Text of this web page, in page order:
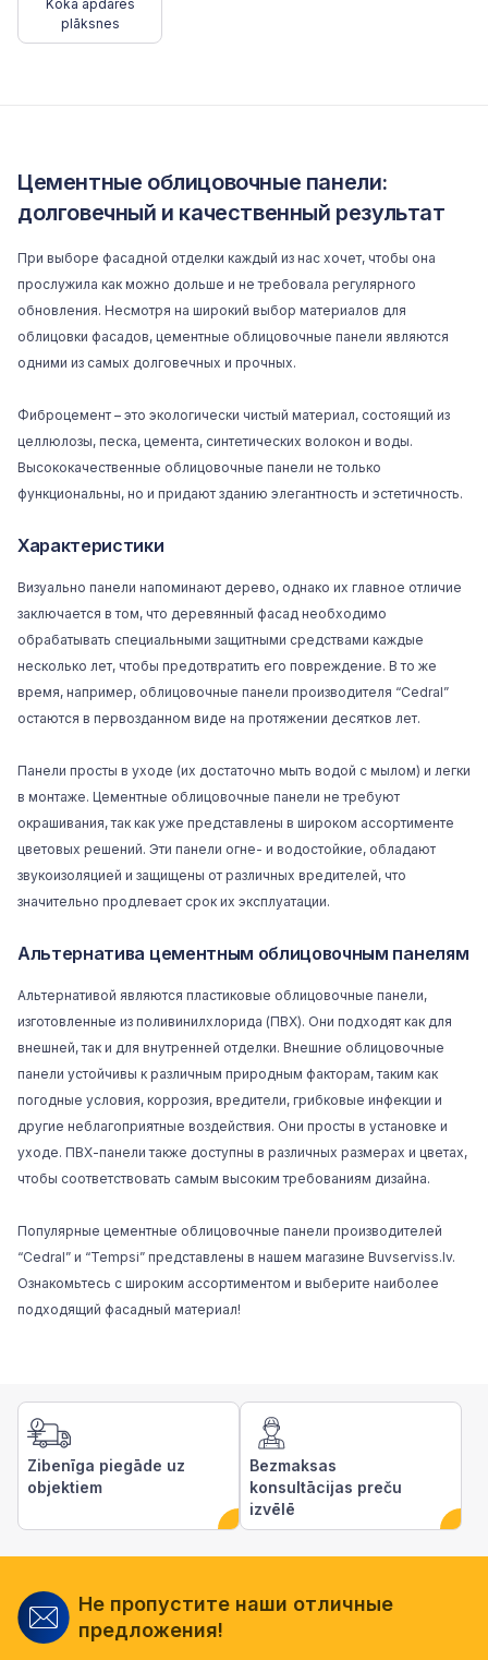
Koka apdares
plāksnes
Цементные облицовочные панели:
долговечный и качественный результат
При выборе фасадной отделки каждый из нас хочет, чтобы она
прослужила как можно дольше и не требовала регулярного
обновления. Несмотря на широкий выбор материалов для
облицовки фасадов, цементные облицовочные панели являются
одними из самых долговечных и прочных.
Фиброцемент – это экологически чистый материал, состоящий из
целлюлозы, песка, цемента, синтетических волокон и воды.
Высококачественные облицовочные панели не только
функциональны, но и придают зданию элегантность и эстетичность.
Характеристики
Визуально панели напоминают дерево, однако их главное отличие
заключается в том, что деревянный фасад необходимо
обрабатывать специальными защитными средствами каждые
несколько лет, чтобы предотвратить его повреждение. В то же
время, например, облицовочные панели производителя “Cedral”
остаются в первозданном виде на протяжении десятков лет.
Панели просты в уходе (их достаточно мыть водой с мылом) и легки
в монтаже. Цементные облицовочные панели не требуют
окрашивания, так как уже представлены в широком ассортименте
цветовых решений. Эти панели огне- и водостойкие, обладают
звукоизоляцией и защищены от различных вредителей, что
значительно продлевает срок их эксплуатации.
Альтернатива цементным облицовочным панелям
Альтернативой являются пластиковые облицовочные панели,
изготовленные из поливинилхлорида (ПВХ). Они подходят как для
внешней, так и для внутренней отделки. Внешние облицовочные
панели устойчивы к различным природным факторам, таким как
погодные условия, коррозия, вредители, грибковые инфекции и
другие неблагоприятные воздействия. Они просты в установке и
уходе. ПВХ-панели также доступны в различных размерах и цветах,
чтобы соответствовать самым высоким требованиям дизайна.
Популярные цементные облицовочные панели производителей
“Cedral” и “Tempsi” представлены в нашем магазине Buvserviss.lv.
Ознакомьтесь с широким ассортиментом и выберите наиболее
подходящий фасадный материал!
Zibenīga piegāde uz
objektiem
Bezmaksas
konsultācijas preču
izvēlē
Не пропустите наши отличные
предложения!